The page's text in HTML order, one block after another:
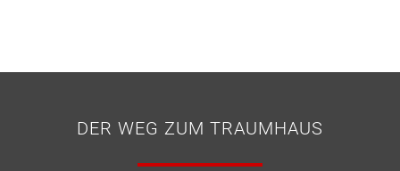
DER WEG ZUM TRAUMHAUS